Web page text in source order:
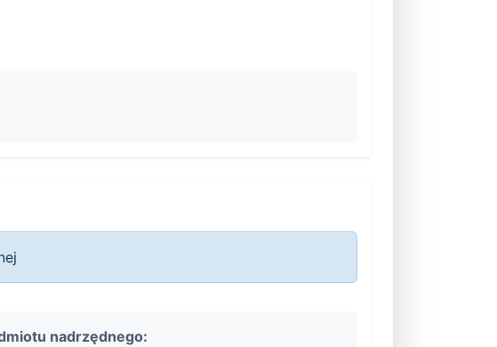
nadrzędnego: